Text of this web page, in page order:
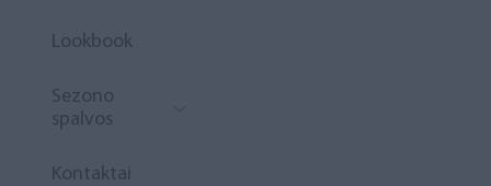
Lookbook
Sezono
spalvos
Kontaktai